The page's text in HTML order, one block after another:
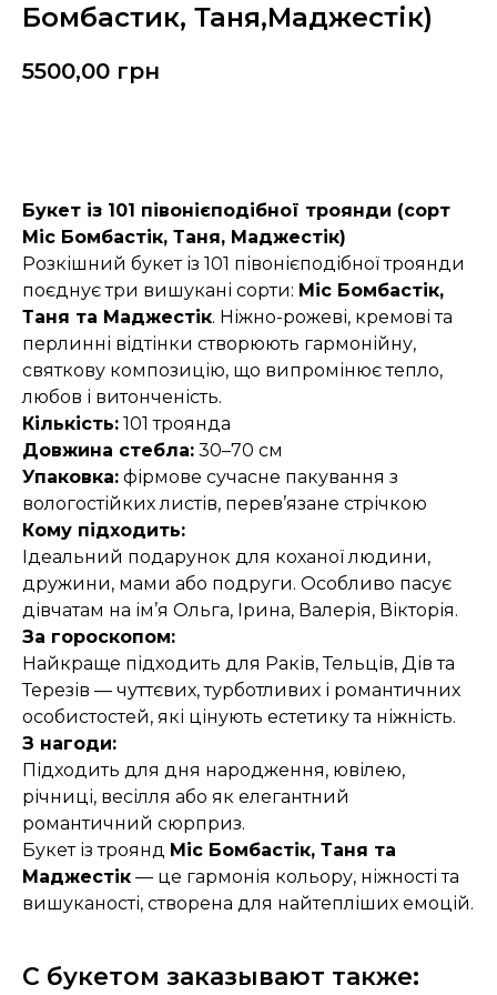
Бомбастик, Таня,Маджестік)
5500,00 грн
Букет із 101 півонієподібної троянди (сорт
Міс Бомбастік, Таня, Маджестік)
Розкішний букет із 101 півонієподібної троянди
поєднує три вишукані сорти: Міс Бомбастік,
Таня та Маджестік. Ніжно-рожеві, кремові та
перлинні відтінки створюють гармонійну,
святкову композицію, що випромінює тепло,
любов і витонченість.
Кількість: 101 троянда
Довжина стебла: 30–70 см
Упаковка: фірмове сучасне пакування з
вологостійких листів, перев’язане стрічкою
Кому підходить:
Ідеальний подарунок для коханої людини,
дружини, мами або подруги. Особливо пасує
дівчатам на ім’я Ольга, Ірина, Валерія, Вікторія.
За гороскопом:
Найкраще підходить для Раків, Тельців, Дів та
Терезів — чуттєвих, турботливих і романтичних
особистостей, які цінують естетику та ніжність.
З нагоди:
Підходить для дня народження, ювілею,
річниці, весілля або як елегантний
романтичний сюрприз.
Букет із троянд Міс Бомбастік, Таня та
Маджестік — це гармонія кольору, ніжності та
вишуканості, створена для найтепліших емоцій.
С букетом заказывают также: